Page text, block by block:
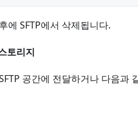
에 SFTP에서 삭제됩니다.
토리지
공간에 전달하거나 다음과